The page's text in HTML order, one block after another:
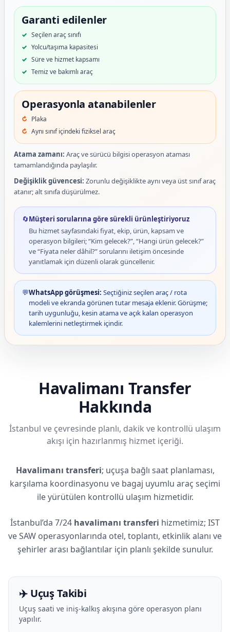
Garanti edilenler
Seçilen araç sınıfı
Yolcu/taşıma kapasitesi
Süre ve hizmet kapsamı
Temiz ve bakımlı araç
Operasyonla atanabilenler
Plaka
Aynı sınıf içindeki fiziksel araç
Atama zamanı: Araç ve sürücü bilgisi operasyon ataması
tamamlandığında paylaşılır.
Değişiklik güvencesi: Zorunlu değişiklikte aynı veya üst sınıf araç
atanır; alt sınıfa düşürülmez.
🔄Müşteri sorularına göre sürekli ürünleştiriyoruz
Bu hizmet sayfasındaki fiyat, ekip, ürün, kapsam ve
operasyon bilgileri; “Kim gelecek?”, “Hangi ürün gelecek?”
ve “Fiyata neler dâhil?” sorularını iletişim öncesinde
yanıtlamak için düzenli olarak güncellenir.
💬WhatsApp görüşmesi: Seçtiğiniz seçilen araç / rota
modeli ve ekranda görünen tutar mesaja eklenir. Görüşme;
tarih uygunluğu, kesin atama ve açık kalan operasyon
kalemlerini netleştirmek içindir.
Havalimanı Transfer
Hakkında
İstanbul ve çevresinde planlı, dakik ve kontrollü ulaşım
akışı için hazırlanmış hizmet içeriği.
Havalimanı transferi; uçuşa bağlı saat planlaması,
karşılama koordinasyonu ve bagaj uyumlu araç seçimi
ile yürütülen kontrollü ulaşım hizmetidir.
İstanbul’da 7/24 havalimanı transferi hizmetimiz; IST
ve SAW operasyonlarında otel, toplantı, etkinlik alanı ve
şehirler arası bağlantılar için planlı şekilde sunulur.
✈️ Uçuş Takibi
Uçuş saati ve iniş-kalkış akışına göre operasyon planı
yapılır.